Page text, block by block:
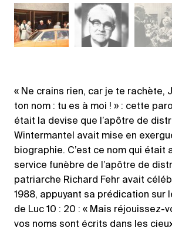
« Ne crains rien, car je te rachète,
ton nom : tu es à moi ! » : cette
était la devise que l’apôtre de
Wintermantel avait mise en
biographie. C’est ce nom qui était
service funèbre de l’apôtre de
patriarche Richard Fehr avait
1988, appuyant sa prédication sur
de Luc 10 : 20 : « Mais réjouissez-
vos noms sont écrits dans les